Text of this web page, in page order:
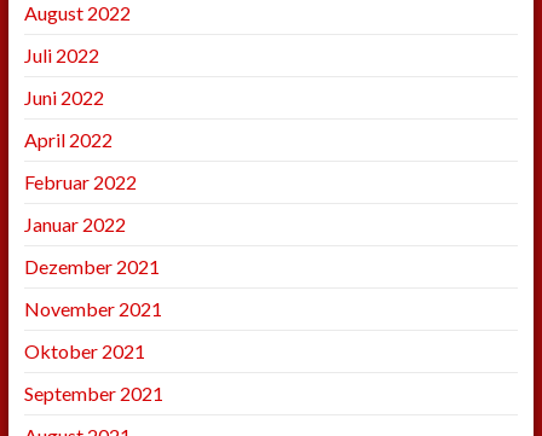
August 2022
Juli 2022
Juni 2022
April 2022
Februar 2022
Januar 2022
Dezember 2021
November 2021
Oktober 2021
September 2021